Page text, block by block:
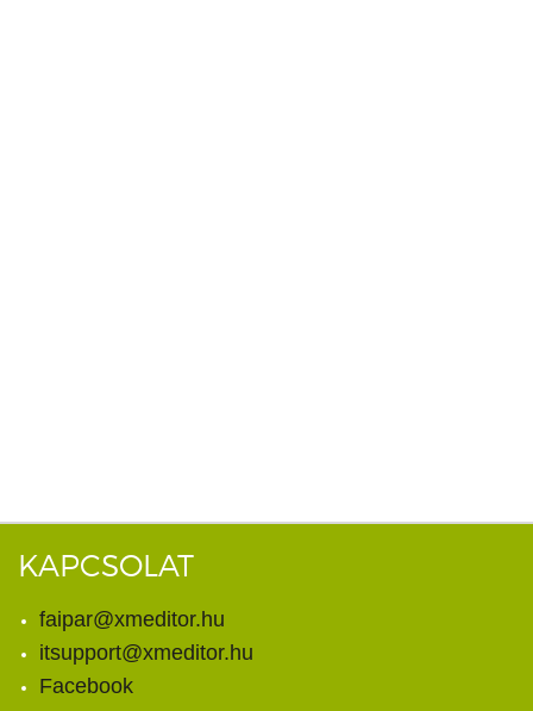
KAPCSOLAT
faipar@xmeditor.hu
itsupport@xmeditor.hu
Facebook